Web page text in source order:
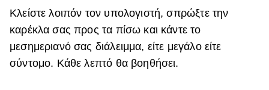
Κλείστε λοιπόν τον υπολογιστή, σπρώξτε την
καρέκλα σας προς τα πίσω και κάντε το
μεσημεριανό σας διάλειμμα, είτε μεγάλο είτε
σύντομο. Κάθε λεπτό θα βοηθήσει.